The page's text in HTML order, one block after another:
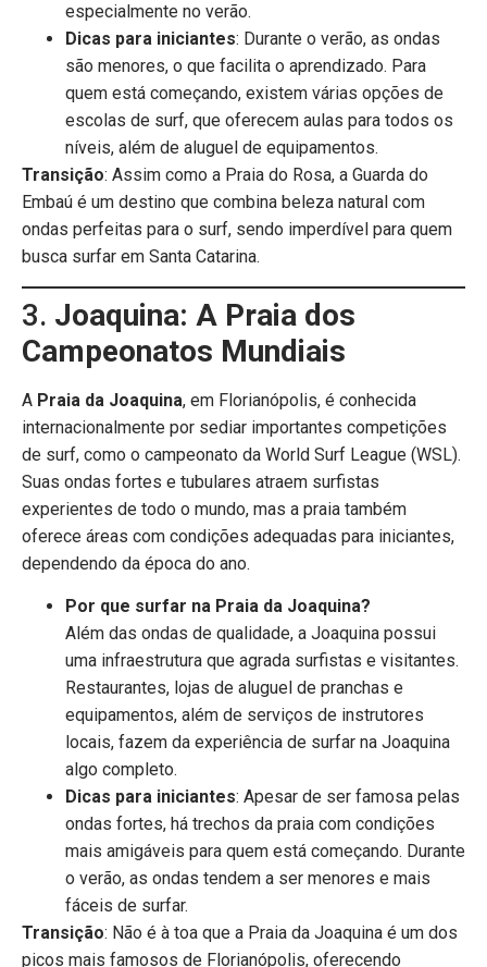
especialmente no verão.
Dicas para iniciantes: Durante o verão, as ondas
são menores, o que facilita o aprendizado. Para
quem está começando, existem várias opções de
escolas de surf, que oferecem aulas para todos os
níveis, além de aluguel de equipamentos.
Transição: Assim como a Praia do Rosa, a Guarda do
Embaú é um destino que combina beleza natural com
ondas perfeitas para o surf, sendo imperdível para quem
busca surfar em Santa Catarina.
3. Joaquina: A Praia dos
Campeonatos Mundiais
A Praia da Joaquina, em Florianópolis, é conhecida
internacionalmente por sediar importantes competições
de surf, como o campeonato da World Surf League (WSL).
Suas ondas fortes e tubulares atraem surfistas
experientes de todo o mundo, mas a praia também
oferece áreas com condições adequadas para iniciantes,
dependendo da época do ano.
Por que surfar na Praia da Joaquina?
Além das ondas de qualidade, a Joaquina possui
uma infraestrutura que agrada surfistas e visitantes.
Restaurantes, lojas de aluguel de pranchas e
equipamentos, além de serviços de instrutores
locais, fazem da experiência de surfar na Joaquina
algo completo.
Dicas para iniciantes: Apesar de ser famosa pelas
ondas fortes, há trechos da praia com condições
mais amigáveis para quem está começando. Durante
o verão, as ondas tendem a ser menores e mais
fáceis de surfar.
Transição: Não é à toa que a Praia da Joaquina é um dos
picos mais famosos de Florianópolis, oferecendo